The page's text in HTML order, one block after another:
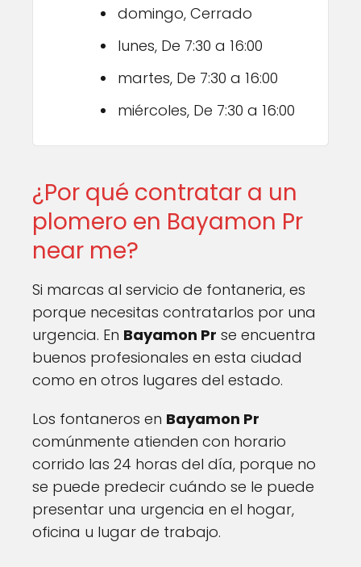
domingo, Cerrado
lunes, De 7:30 a 16:00
martes, De 7:30 a 16:00
miércoles, De 7:30 a 16:00
¿Por qué contratar a un
plomero en Bayamon Pr
near me?
Si marcas al servicio de fontaneria, es
porque necesitas contratarlos por una
urgencia. En Bayamon Pr se encuentra
buenos profesionales en esta ciudad
como en otros lugares del estado.
Los fontaneros en Bayamon Pr
comúnmente atienden con horario
corrido las 24 horas del día, porque no
se puede predecir cuándo se le puede
presentar una urgencia en el hogar,
oficina u lugar de trabajo.